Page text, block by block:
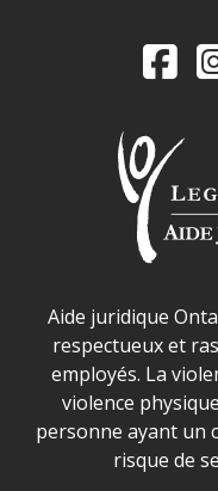
Déclaration sur la
Aide juridique
respectueux et
employés. La
violence
personne ayant un
risque de